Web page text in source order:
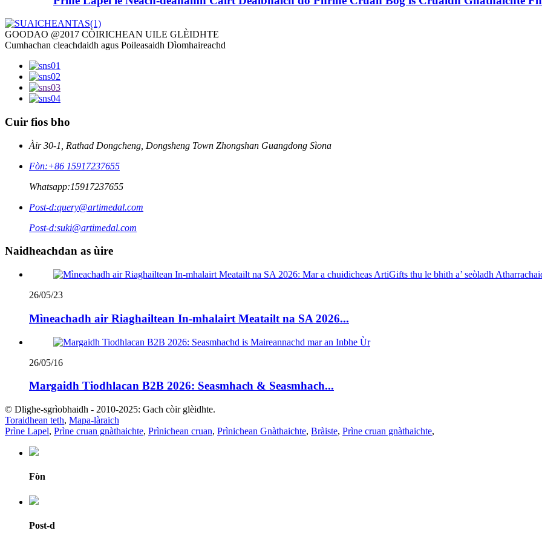
GOODAO @2017 CÒIRICHEAN UILE GLÈIDHTE
Cumhachan cleachdaidh agus Poileasaidh Dìomhaireachd
Cuir fios bho
Àir 30-1, Rathad Dongcheng, Dongsheng Town Zhongshan Guangdong Sìona
Fòn:+86 15917237655
Whatsapp:15917237655
Post-d:query@artimedal.com
Post-d:suki@artimedal.com
Naidheachdan as ùire
26/05/23
Mìneachadh air Riaghailtean In-mhalairt Meatailt na SA 2026...
26/05/16
Margaidh Tiodhlacan B2B 2026: Seasmhach & Seasmhach...
© Dlighe-sgrìobhaidh - 2010-2025: Gach còir glèidhte.
Toraidhean teth, Mapa-làraich
Prìne Lapel, Prìne cruan gnàthaichte, Prìnichean cruan, Prìnichean Gnàthaichte, Bràiste, Prìne cruan gnàthaichte,
Fòn
Post-d